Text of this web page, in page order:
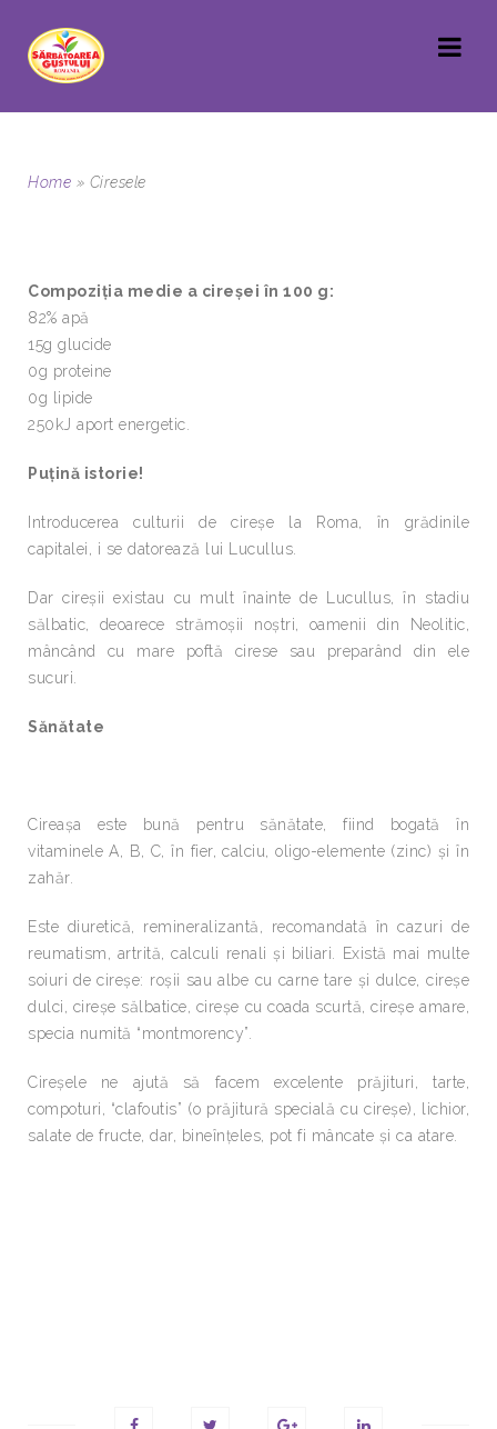
Home » Ciresele
Compoziţia medie a cireşei în 100 g:
82% apă
15g glucide
0g proteine
0g lipide
250kJ aport energetic.
Puţină istorie!
Introducerea culturii de cireşe la Roma, în grădinile
capitalei, i se datorează lui Lucullus.
Dar cireşii existau cu mult înainte de Lucullus, în stadiu
sălbatic, deoarece strămoşii noştri, oamenii din Neolitic,
mâncând cu mare poftă cirese sau preparând din ele
sucuri.
Sănătate
Cireaşa este bună pentru sănătate, fiind bogată în
vitaminele A, B, C, în fier, calciu, oligo-elemente (zinc) şi în
zahăr.
Este diuretică, remineralizantă, recomandată în cazuri de
reumatism, artrită, calculi renali şi biliari. Există mai multe
soiuri de cireşe: roşii sau albe cu carne tare şi dulce, cireşe
dulci, cireşe sălbatice, cireşe cu coada scurtă, cireşe amare,
specia numită “montmorency”.
Cireşele ne ajută să facem excelente prăjituri, tarte,
compoturi, “clafoutis” (o prăjitură specială cu cireşe), lichior,
salate de fructe, dar, bineînţeles, pot fi mâncate şi ca atare.